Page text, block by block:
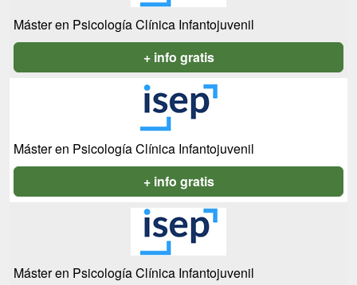
Máster en Psicología Clínica Infantojuvenil
+ info gratis
Máster en Psicología Clínica Infantojuvenil
+ info gratis
Máster en Psicología Clínica Infantojuvenil